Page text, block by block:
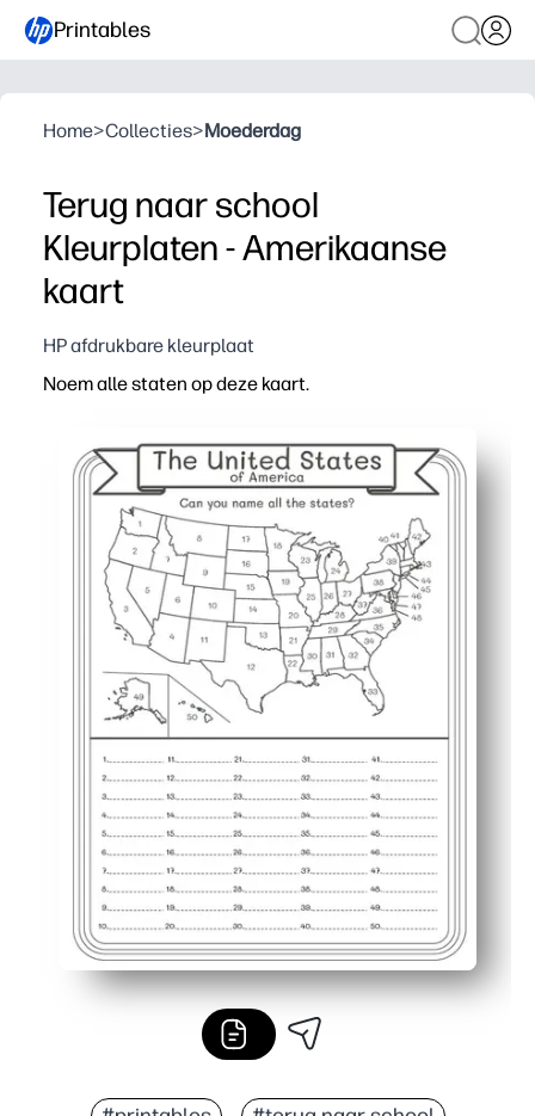
Printables
Home>Collecties>Moederdag
Terug naar school
Kleurplaten - Amerikaanse
kaart
HP afdrukbare kleurplaat
Noem alle staten op deze kaart.
Print-and-Go: geen voorbereiding nodig voor een
Combineert etikettering met kleuren - een praktische
Flexibel gebruik: quizzen, centra, vroege afronders of
Stimuleert nauwkeurige handschrift- en